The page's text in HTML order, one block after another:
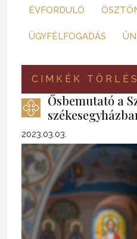
ÉVFORDULÓ
ÜGYFÉLFOGADÁS
CIMKÉK
Ősbemutató a
2023.03.03.